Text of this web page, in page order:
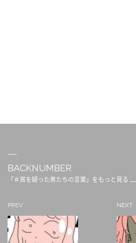
BACKNUMBER
「＃耳を疑った男たちの言葉」をもっと見る
PREV NEXT